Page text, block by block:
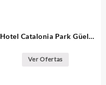
Hotel Catalonia Park Güell
Ver Ofertas